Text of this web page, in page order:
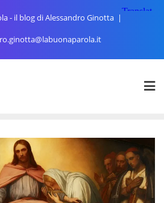
- il blog di Alessandro Ginotta